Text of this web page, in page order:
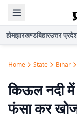
होमझारखण्डबिहारउत्तर
Home State Bihar
किऊल नदी में
फंसा कर